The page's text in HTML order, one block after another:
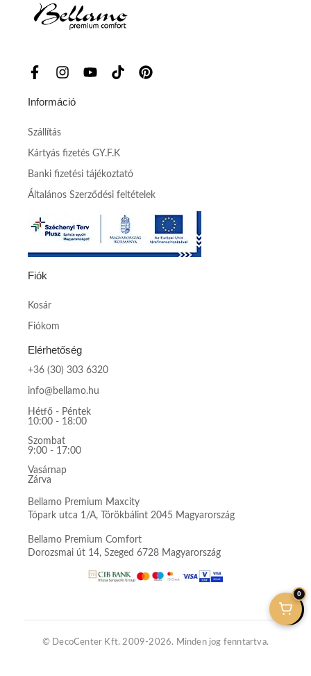
Információ
Szállítás
Kártyás fizetés GY.F.K
Banki fizetési tájékoztató
Általános Szerződési feltételek
Fiók
Kosár
Fiókom
Elérhetőség
+36 (30) 303 6320
info@bellamo.hu
Hétfő - Péntek
10:00 - 18:00
Szombat
9:00 - 17:00
Vasárnap
Zárva
Bellamo Premium Maxcity
Tópark utca 1/A, Törökbálint 2045 Magyarország
Bellamo Premium Comfort
Dorozsmai út 14, Szeged 6728 Magyarország
© DecoCenter Kft. 2009-2026. Minden jog fenntartva.
0